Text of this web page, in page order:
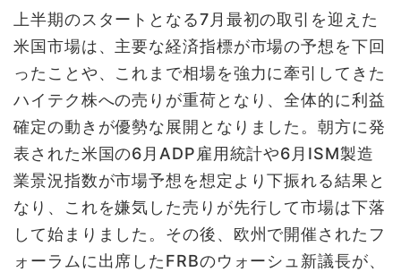
上半期のスタートとなる7月最初の取引を迎えた
米国市場は、主要な経済指標が市場の予想を下回
ったことや、これまで相場を強力に牽引してきた
ハイテク株への売りが重荷となり、全体的に利益
確定の動きが優勢な展開となりました。朝方に発
表された米国の6月ADP雇用統計や6月ISM製造
業景況指数が市場予想を想定より下振れる結果と
なり、これを嫌気した売りが先行して市場は下落
して始まりました。その後、欧州で開催されたフ
ォーラムに出席したFRBのウォーシュ新議長が、